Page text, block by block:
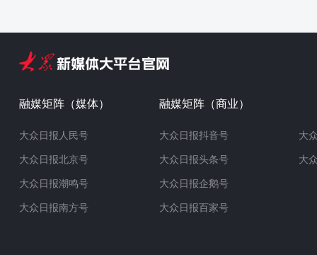
融媒矩阵（媒体）
大众日报人民号
大众日报北京号
大众日报潮鸣号
大众日报南方号
融媒矩阵（商业）
大众日报抖音号
大众日报头条号
大众日报企鹅号
大众日报百家号
大
大